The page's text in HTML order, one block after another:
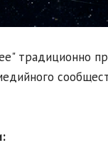
традиционно